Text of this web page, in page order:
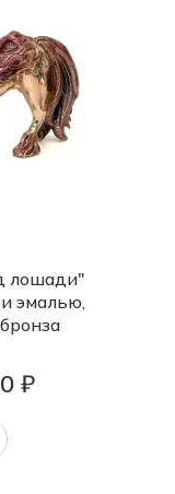
лошади"
эмалью,
₽